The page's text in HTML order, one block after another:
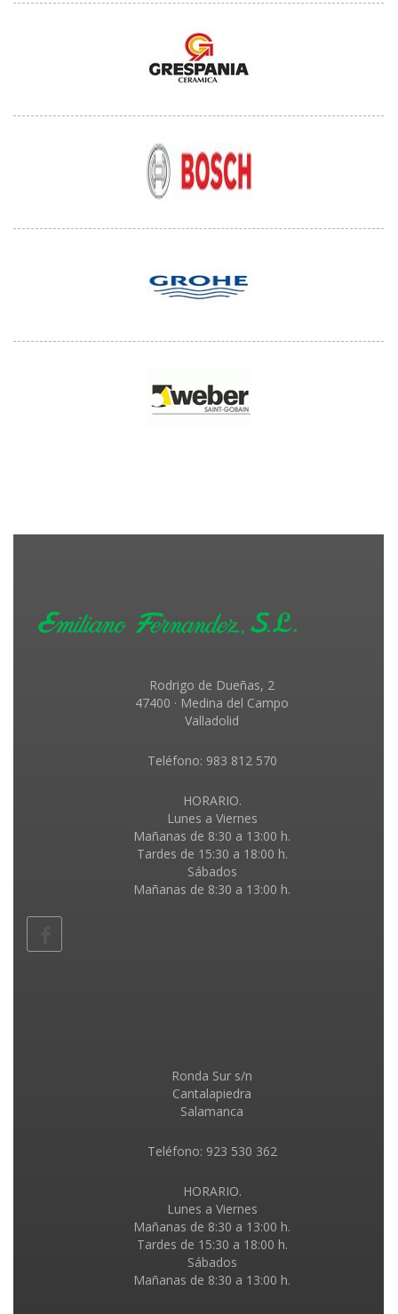
Rodrigo de Dueñas, 2
47400 · Medina del Campo
Valladolid
Teléfono: 983 812 570
HORARIO.
Lunes a Viernes
Mañanas de 8:30 a 13:00 h.
Tardes de 15:30 a 18:00 h.
Sábados
Mañanas de 8:30 a 13:00 h.
Ronda Sur s/n
Cantalapiedra
Salamanca
Teléfono: 923 530 362
HORARIO.
Lunes a Viernes
Mañanas de 8:30 a 13:00 h.
Tardes de 15:30 a 18:00 h.
Sábados
Mañanas de 8:30 a 13:00 h.